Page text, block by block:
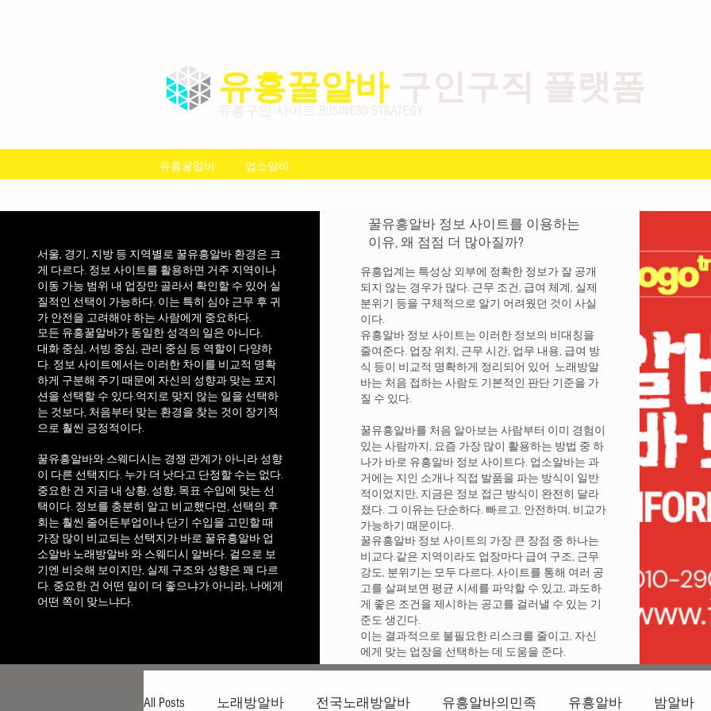
유흥꿀알바구인구직 플랫폼
유흥꿀알바 업소알바
서울, 경기, 지방 등 지역별로 꿀유흥알바 환경은 크
게 다르다. 정보 사이트를 활용하면 거주 지역이나
이동 가능 범위 내 업장만 골라서 확인할 수 있어 실
질적인 선택이 가능하다. 이는 특히 심야 근무 후 귀
가 안전을 고려해야 하는 사람에게 중요하다.
모든 유흥꿀알바가 동일한 성격의 일은 아니다.
대화 중심, 서빙 중심, 관리 중심 등 역할이 다양하
다. 정보 사이트에서는 이러한 차이를 비교적 명확
하게 구분해 주기 때문에 자신의 성향과 맞는 포지
션을 선택할 수 있다. 억지로 맞지 않는 일을 선택하
는 것보다, 처음부터 맞는 환경을 찾는 것이 장기적
으로 훨씬 긍정적이다.
꿀유흥알바와 스웨디시는 경쟁 관계가 아니라 성향
이 다른 선택지다. 누가 더 낫다고 단정할 수는 없다.
중요한 건 지금 내 상황, 성향, 목표 수입에 맞는 선
택이다. 정보를 충분히 알고 비교했다면, 선택의 후
회는 훨씬 줄어든부업이나 단기 수입을 고민할 때
가장 많이 비교되는 선택지가 바로 꿀유흥알바 업
소알바 노래방알바 와 스웨디시 알바다. 겉으로 보
기엔 비슷해 보이지만, 실제 구조와 성향은 꽤 다르
다. 중요한 건 어떤 일이 더 좋으냐가 아니라, 나에게
어떤 쪽이 맞느냐다.
꿀유흥알바 정보 사이트를 이용하는
이유, 왜 점점 더 많아질까?
유흥업계는 특성상 외부에 정확한 정보가 잘 공개
되지 않는 경우가 많다. 근무 조건, 급여 체계, 실제
분위기 등을 구체적으로 알기 어려웠던 것이 사실
이다.
유흥알바 정보 사이트는 이러한 정보의 비대칭을
줄여준다. 업장 위치, 근무 시간, 업무 내용, 급여 방
식 등이 비교적 명확하게 정리되어 있어 노래방알
바는 처음 접하는 사람도 기본적인 판단 기준을 가
질 수 있다.
꿀유흥알바를 처음 알아보는 사람부터 이미 경험이
있는 사람까지, 요즘 가장 많이 활용하는 방법 중 하
나가 바로 유흥알바 정보 사이트다. 업소알바는 과
거에는 지인 소개나 직접 발품을 파는 방식이 일반
적이었지만, 지금은 정보 접근 방식이 완전히 달라
졌다. 그 이유는 단순하다. 빠르고, 안전하며, 비교가
가능하기 때문이다.
꿀유흥알바 정보 사이트의 가장 큰 장점 중 하나는
비교다.같은 지역이라도 업장마다 급여 구조, 근무
강도, 분위기는 모두 다르다. 사이트를 통해 여러 공
고를 살펴보면 평균 시세를 파악할 수 있고, 과도하
게 좋은 조건을 제시하는 공고를 걸러낼 수 있는 기
준도 생긴다.
이는 결과적으로 불필요한 리스크를 줄이고, 자신
에게 맞는 업장을 선택하는 데 도움을 준다.
All Posts 노래방알바 전국노래방알바 유흥알바의민족 유흥알바 밤알바